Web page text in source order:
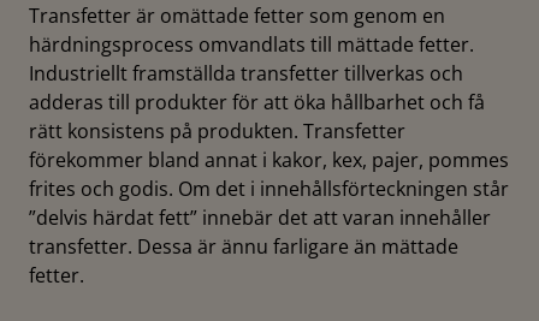
Transfetter är omättade fetter som genom en
härdningsprocess omvandlats till mättade fetter.
Industriellt framställda transfetter tillverkas och
adderas till produkter för att öka hållbarhet och få
rätt konsistens på produkten. Transfetter
förekommer bland annat i kakor, kex, pajer, pommes
frites och godis. Om det i innehållsförteckningen står
”delvis härdat fett” innebär det att varan innehåller
transfetter. Dessa är ännu farligare än mättade
fetter.